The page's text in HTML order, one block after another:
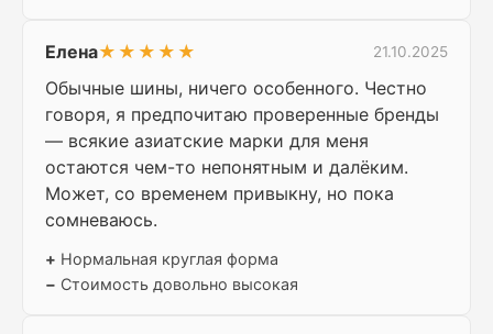
Елена★★★★★ 21.10.2025
Обычные шины, ничего особенного. Честно
говоря, я предпочитаю проверенные бренды
— всякие азиатские марки для меня
остаются чем-то непонятным и далёким.
Может, со временем привыкну, но пока
сомневаюсь.
+ Нормальная круглая форма
− Стоимость довольно высокая